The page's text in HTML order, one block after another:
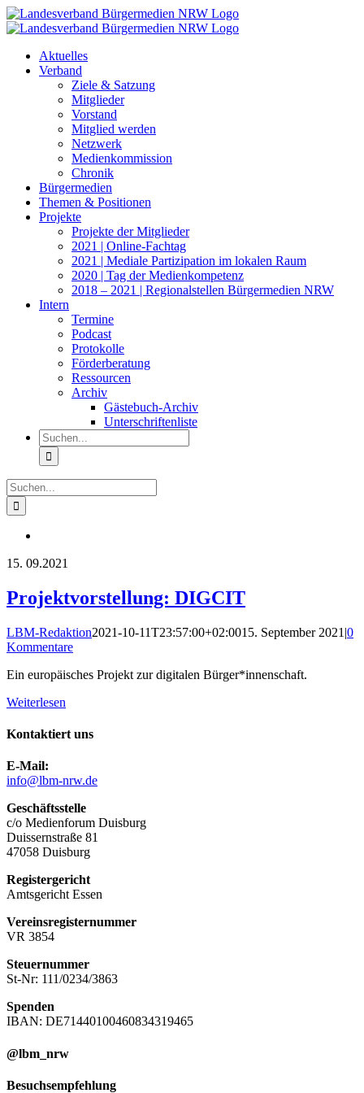
Zum
Inhalt
Aktuelles
Verband
Ziele & Satzung
Mitglieder
Vorstand
Mitglied werden
Netzwerk
Medienkommission
Chronik
Bürgermedien
Themen & Positionen
Projekte
Projekte der Mitglieder
2021 | Online-Fachtag
2021 | Mediale Partizipation im lokalen Raum
2020 | Tag der Medienkompetenz
2018 – 2021 | Regionalstellen Bürgermedien NRW
Intern
Termine
Podcast
Protokolle
Förderberatung
Ressourcen
Archiv
Gästebuch-Archiv
Unterschriftenliste
Suche
nach:
Suche
nach:
15. 09.2021
Projektvorstellung: DIGCIT
LBM-Redaktion2021-10-11T23:57:00+02:0015. September 2021 |0
Kommentare
Ein europäisches Projekt zur digitalen Bürger*innenschaft.
Weiterlesen
Kontaktiert uns
E-Mail:
info@lbm-nrw.de
Geschäftsstelle
c/o Medienforum Duisburg
Duissernstraße 81
47058 Duisburg
Registergericht
Amtsgericht Essen
Vereinsregisternummer
VR 3854
Steuernummer
St-Nr: 111/0234/3863
Spenden
IBAN: DE71440100460834319465
@lbm_nrw
Besuchsempfehlung